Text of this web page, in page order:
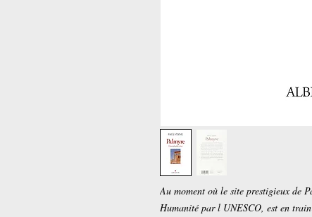
Au moment où le site prestigieux de
Humanité par l UNESCO, est en